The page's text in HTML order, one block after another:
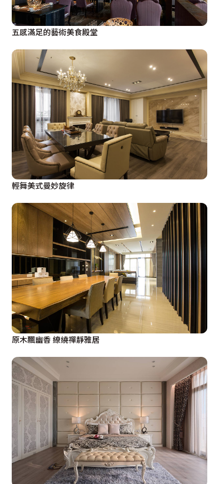
五感滿足的藝術美食殿堂
輕舞美式曼妙旋律
原木飄幽香 繚繞禪靜雅居